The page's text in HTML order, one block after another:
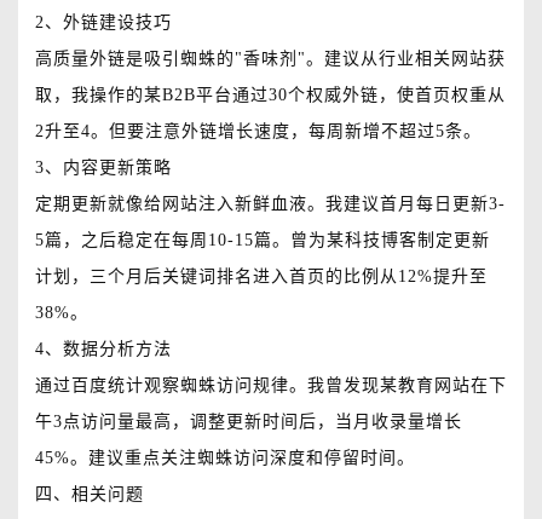
2、外链建设技巧
高质量外链是吸引蜘蛛的"香味剂"。建议从行业相关网站获
取，我操作的某B2B平台通过30个权威外链，使首页权重从
2升至4。但要注意外链增长速度，每周新增不超过5条。
3、内容更新策略
定期更新就像给网站注入新鲜血液。我建议首月每日更新3-
5篇，之后稳定在每周10-15篇。曾为某科技博客制定更新
计划，三个月后关键词排名进入首页的比例从12%提升至
38%。
4、数据分析方法
通过百度统计观察蜘蛛访问规律。我曾发现某教育网站在下
午3点访问量最高，调整更新时间后，当月收录量增长
45%。建议重点关注蜘蛛访问深度和停留时间。
四、相关问题